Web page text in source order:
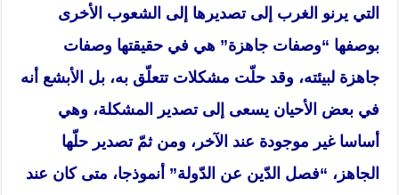
التي يرنو الغرب إلى تصديرها إلى الشعوب الأخرى
بوصفها “وصفات جاهزة” هي في حقيقتها وصفات
جاهزة لبيئته، وقد حلّت مشكلات تتعلّق به، بل الأبشع أنه
في بعض الأحيان يسعى إلى تصدير المشكلة، وهي
أساسا غير موجودة عند الآخر، ومن ثمّ تصدير حلّها
الجاهز، “فصل الدّين عن الدّولة” أنموذجا، متى كان عند